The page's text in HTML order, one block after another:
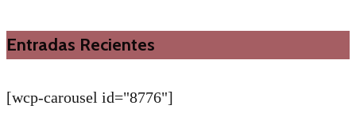
Entradas Recientes
[wcp-carousel id="8776"]